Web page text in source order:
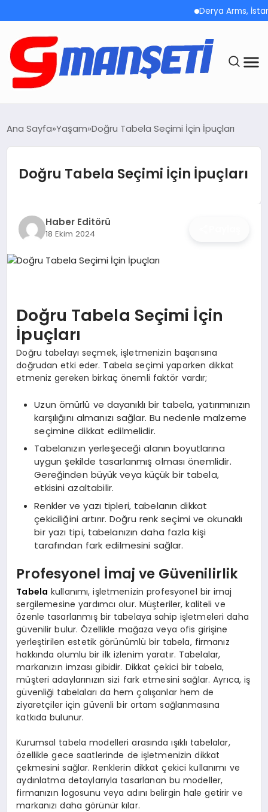
Derya Arms,
DEMOLAR
MEGA MENÜ
OYUN
TEKNOLOJI
MAGAZIN
KRIPTO PARA
GEZI & SEYAHAT
OYUN
Ana Sayfa Yaşam Doğru Tabela Seçimi İçin İpuçları
Doğru Tabela Seçimi İçin İpuçları
Haber Editörü
18 Ekim 2024
Doğru Tabela Seçimi İçin
İpuçları
Doğru tabelayı seçmek, işletmenizin başarısına
doğrudan etki eder. Tabela seçimi yaparken dikkat
etmeniz gereken birkaç önemli faktör vardır;
Uzun ömürlü ve dayanıklı bir tabela, yatırımınızın
karşılığını almanızı sağlar. Bu nedenle malzeme
seçimine dikkat edilmelidir.
Tabelanızın yerleşeceği alanın boyutlarına
uygun şekilde tasarlanmış olması önemlidir.
Gereğinden büyük veya küçük bir tabela,
etkisini azaltabilir.
Renkler ve yazı tipleri, tabelanın dikkat
çekiciliğini artırır. Doğru renk seçimi ve okunaklı
bir yazı tipi, tabelanızın daha fazla kişi
tarafından fark edilmesini sağlar.
Profesyonel İmaj ve Güvenilirlik
Tabela kullanımı, işletmenizin profesyonel bir imaj
sergilemesine yardımcı olur. Müşteriler, kaliteli ve
özenle tasarlanmış bir tabelaya sahip işletmeleri daha
güvenilir bulur. Özellikle mağaza veya ofis girişine
yerleştirilen estetik görünümlü bir tabela, firmanız
hakkında olumlu bir ilk izlenim yaratır. Tabelalar,
markanızın imzası gibidir. Dikkat çekici bir tabela,
müşteri adaylarınızın sizi fark etmesini sağlar. Ayrıca, iş
güvenliği tabelaları da hem çalışanlar hem de
ziyaretçiler için güvenli bir ortam sağlanmasına
katkıda bulunur.
Kurumsal tabela modelleri arasında ışıklı tabelalar,
özellikle gece saatlerinde de işletmenizin dikkat
çekmesini sağlar. Renklerin dikkat çekici kullanımı ve
aydınlatma detaylarıyla tasarlanan bu modeller,
firmanızın logosunu veya adını belirgin hale getirir ve
markanızı daha görünür kılar.